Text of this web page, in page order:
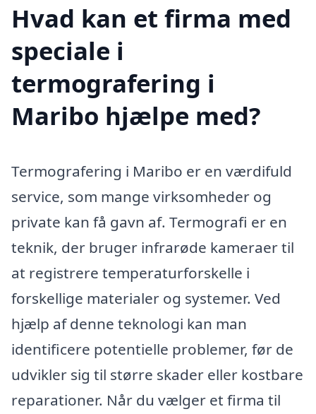
Hvad kan et firma med
speciale i
termografering i
Maribo hjælpe med?
Termografering i Maribo er en værdifuld
service, som mange virksomheder og
private kan få gavn af. Termografi er en
teknik, der bruger infrarøde kameraer til
at registrere temperaturforskelle i
forskellige materialer og systemer. Ved
hjælp af denne teknologi kan man
identificere potentielle problemer, før de
udvikler sig til større skader eller kostbare
reparationer. Når du vælger et firma til